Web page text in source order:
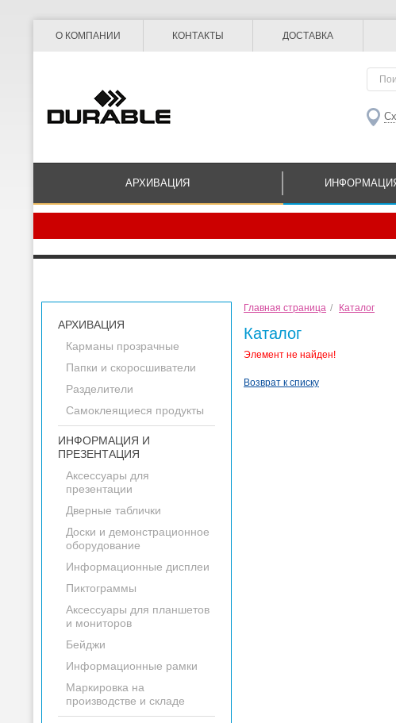
О КОМПАНИИ КОНТАКТЫ ДОСТАВКА
АРХИВАЦИЯ
АРХИВАЦИЯ
Карманы прозрачные
Папки и скоросшиватели
Разделители
Самоклеящиеся продукты
ИНФОРМАЦИЯ И
ПРЕЗЕНТАЦИЯ
Аксессуары для
презентации
Дверные таблички
Доски и демонстрационное
оборудование
Информационные дисплеи
Пиктограммы
Аксессуары для планшетов
и мониторов
Бейджи
Информационные рамки
Маркировка на
производстве и складе
Главная страница / Каталог
Каталог
Элемент не найден!
Возврат к списку